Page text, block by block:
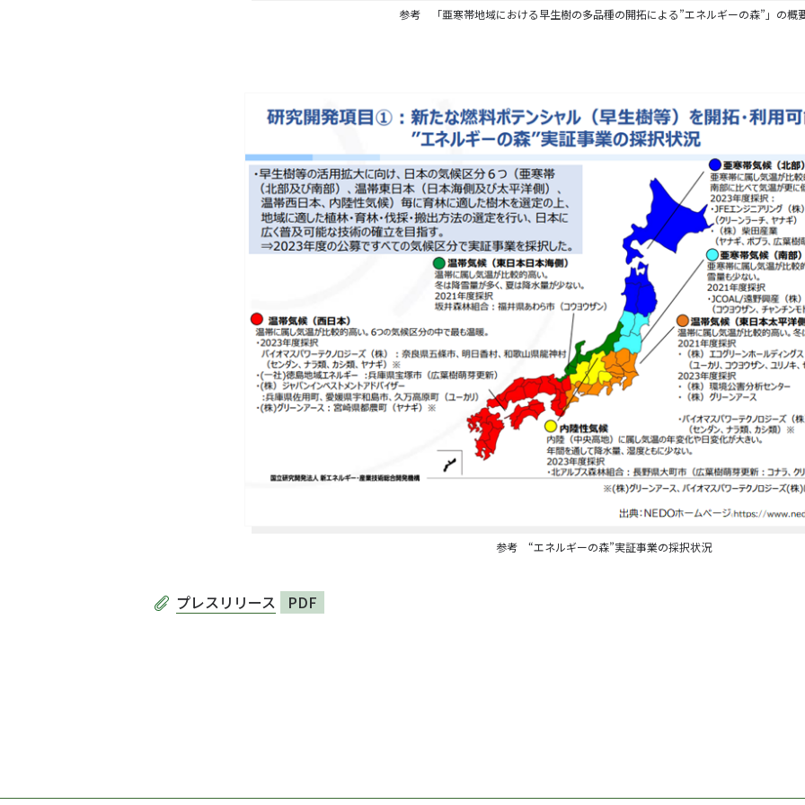
参考 「亜寒帯地域における早生樹の多品種の開拓による”エネルギーの森”」の概
参考 “エネルギーの森”実証事業の採択状況
プレスリリース PDF